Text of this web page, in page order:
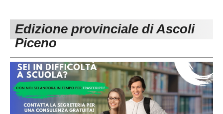
Carica la tua Rosa
1^ CATEGORIA
3^ CATEGORIA
GIOVANILI
Edizione provinciale di Ascoli
Piceno